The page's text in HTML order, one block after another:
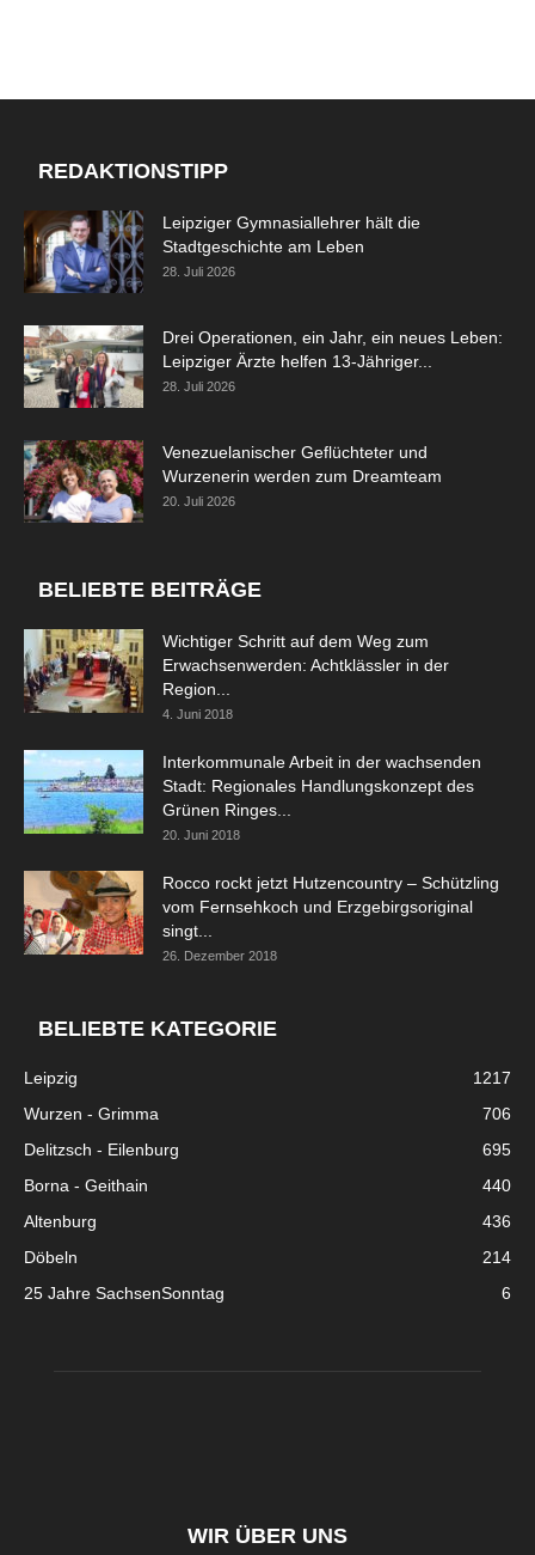
REDAKTIONSTIPP
Leipziger Gymnasiallehrer hält die
Stadtgeschichte am Leben
28. Juli 2026
Drei Operationen, ein Jahr, ein neues Leben:
Leipziger Ärzte helfen 13-Jähriger...
28. Juli 2026
Venezuelanischer Geflüchteter und
Wurzenerin werden zum Dreamteam
20. Juli 2026
BELIEBTE BEITRÄGE
Wichtiger Schritt auf dem Weg zum
Erwachsenwerden: Achtklässler in der
Region...
4. Juni 2018
Interkommunale Arbeit in der wachsenden
Stadt: Regionales Handlungskonzept des
Grünen Ringes...
20. Juni 2018
Rocco rockt jetzt Hutzencountry – Schützling
vom Fernsehkoch und Erzgebirgsoriginal
singt...
26. Dezember 2018
BELIEBTE KATEGORIE
Leipzig
1217
Wurzen - Grimma
706
Delitzsch - Eilenburg
695
Borna - Geithain
440
Altenburg
436
Döbeln
214
25 Jahre SachsenSonntag
6
WIR ÜBER UNS